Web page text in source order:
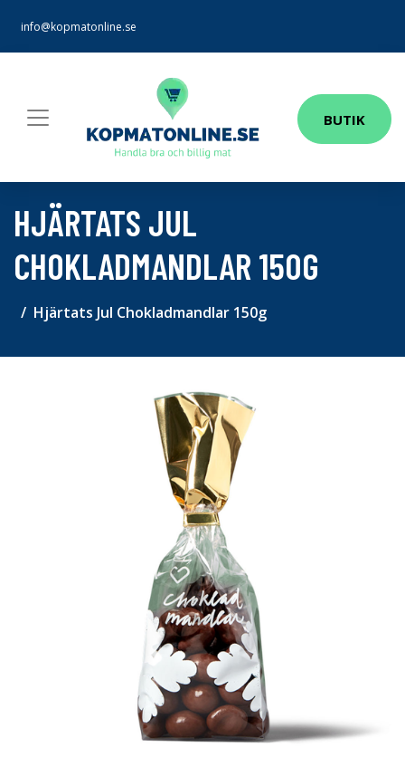
info@kopmatonline.se
BUTIK
HJÄRTATS JUL
CHOKLADMANDLAR 150G
Hjärtats Jul Chokladmandlar 150g